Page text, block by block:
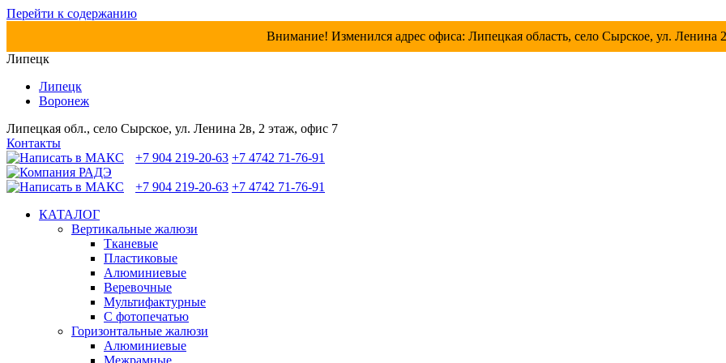
Перейти к содержанию
Внимание! Изменился адрес офиса: Липецкая область, село Сырское, ул. Ленина
Липецк
Липецк
Воронеж
Липецкая обл., село Сырское, ул. Ленина 2в, 2 этаж, офис 7
Контакты
+7 904 219-20-63 +7 4742 71-76-91
+7 904 219-20-63 +7 4742 71-76-91
КАТАЛОГ
Вертикальные жалюзи
Тканевые
Пластиковые
Алюминиевые
Веревочные
Мультифактурные
С фотопечатью
Горизонтальные жалюзи
Алюминиевые
Межрамные